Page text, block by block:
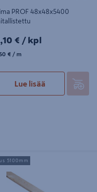
PROF 48x48x5400
kpl
€ / kpl
m
€ / m
Lue lisää
PROF 23x95x5100
vajaasärmä päätypontattu
5100mm